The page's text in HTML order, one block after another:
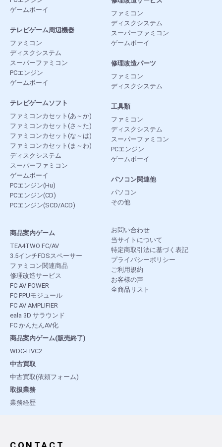
ゲームボーイ
テレビゲーム周辺機器
ファミコン
ディスクシステム
スーパーファミコン
PCエンジン
ゲームボーイ
テレビゲームソフト
ファミコンカセット(あ～か)
ファミコンカセット(さ～た)
ファミコンカセット(な～は)
ファミコンカセット(ま～わ)
ディスクシステム
スーパーファミコン
ゲームボーイ
PCエンジン(Hu)
PCエンジン(CD)
PCエンジン(SCD/ACD)
ファミコン
ディスクシステム
スーパーファミコン
ゲームボーイ
修理改造パーツ
ファミコン
ディスクシステム
工具類
ファミコン
ディスクシステム
スーパーファミコン
PCエンジン
ゲームボーイ
パソコン関連他
パソコン
その他
商品案内ゲーム
TEA4TWO FC/AV
3.5インチFDSスペーサー
ファミコン関連商品
修理改造サービス
FC AV POWER
FC PPUモジュール
FC AV AMPLIFIER
eala 3D サラウンド
FC かんたんAV化
商品案内ゲーム(販売終了)
WDC-HVC2
中古買取
中古買取(依頼フォーム)
取扱業務
業務経歴
お問い合わせ
当サイトについて
特定商取引法に基づく表記
プライバシーポリシー
ご利用規約
お客様の声
全商品リスト